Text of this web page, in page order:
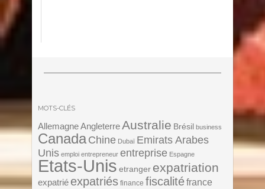
MOTS-CLÉS
Allemagne AngleterreAustralie Brésil business
Canada Chine Dubaï Emirats Arabes
Unis emploi entrepreneur entreprise Espagne
Etats-Unis etranger expatriation
expatrié expatriés finance fiscalitéfrance